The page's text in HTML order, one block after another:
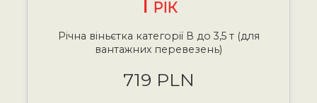
1 РІК
Річна віньєтка категорії В до 3,5 т (для
вантажних перевезень)
719 PLN